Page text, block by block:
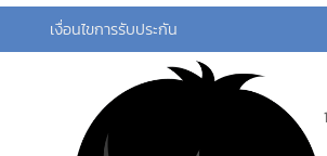
เงื่อนไขการรับประกัน